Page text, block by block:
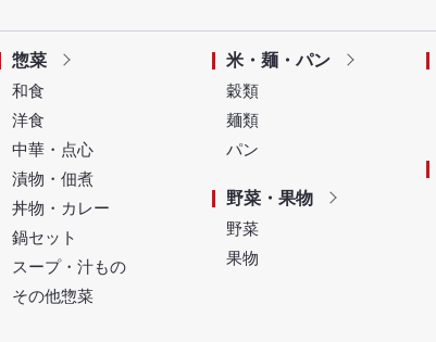
惣菜
和食
洋食
中華・点心
漬物・佃煮
丼物・カレー
鍋セット
スープ・汁もの
その他惣菜
米・麺・パン
穀類
麺類
パン
野菜・果物
野菜
果物